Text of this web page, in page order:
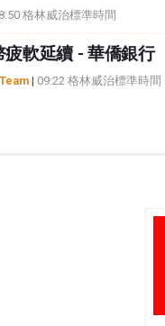
格林威治標準時間
軟延續 - 華僑銀行
| 09:22 格林威治標準時間